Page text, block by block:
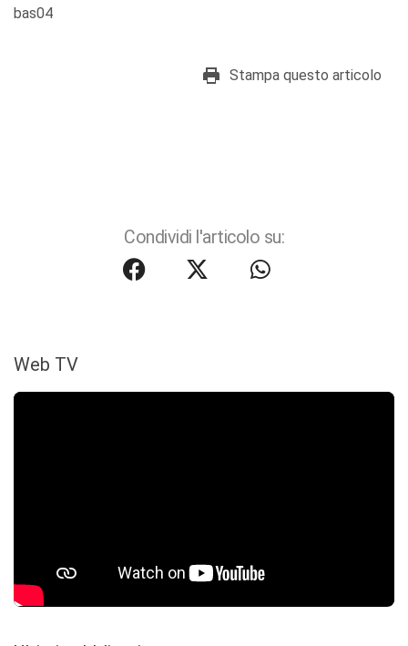
bas04
Stampa questo articolo
Condividi l'articolo su:
Web TV